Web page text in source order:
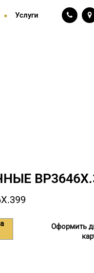
Услуги
Оформить